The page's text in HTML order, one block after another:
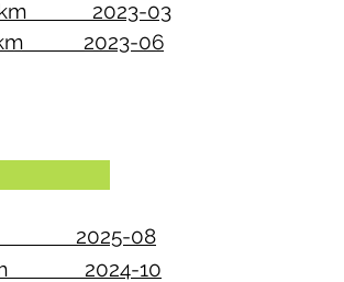
2023-03
km 2023-06
2024-10
2025-08